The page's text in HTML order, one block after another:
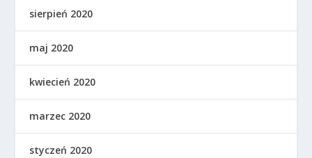
sierpień 2020
maj 2020
kwiecień 2020
marzec 2020
styczeń 2020